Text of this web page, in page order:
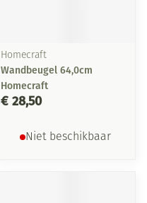
Homecraft
Wandbeugel 64,0cm
Homecraft
€ 28,50
Niet beschikbaar